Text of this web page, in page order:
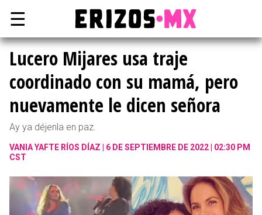
☰
Lucero Mijares usa traje
coordinado con su mamá, pero
nuevamente le dicen señora
Ay ya déjenla en paz.
VANIA YAFTE RÍOS DÍAZ
6 DE SEPTIEMBRE DE 2022 | 02:30 PM
CST